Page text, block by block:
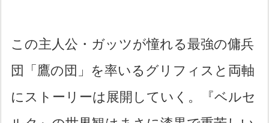
この主人公・ガッツが憧れる最強の傭兵
団「鷹の団」を率いるグリフィスと両軸
にストーリーは展開していく。『ベルセ